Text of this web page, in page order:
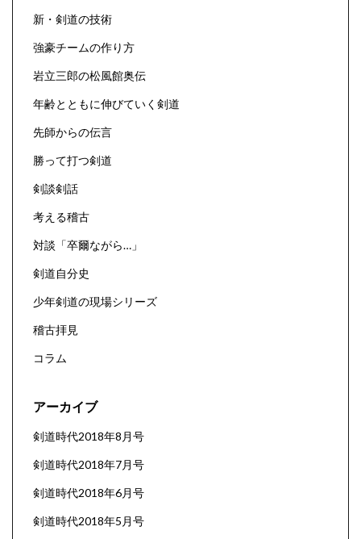
新・剣道の技術
強豪チームの作り方
岩立三郎の松風館奥伝
年齢とともに伸びていく剣道
先師からの伝言
勝って打つ剣道
剣談剣話
考える稽古
対談「卒爾ながら…」
剣道自分史
少年剣道の現場シリーズ
稽古拝見
コラム
アーカイブ
剣道時代2018年8月号
剣道時代2018年7月号
剣道時代2018年6月号
剣道時代2018年5月号